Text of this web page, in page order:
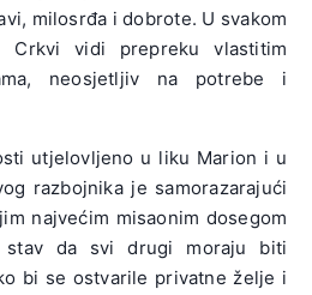
milosrđa i dobrote. U svakom
Crkvi vidi prepreku vlastitim
neosjetljiv na potrebe i
utjelovljeno u liku Marion i u
razbojnika je samorazarajući
najvećim misaonim dosegom
stav da svi drugi moraju biti
bi se ostvarile privatne želje i